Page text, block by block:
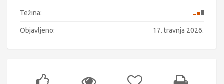
Težina:
Objavljeno: 17. travnja 2026.